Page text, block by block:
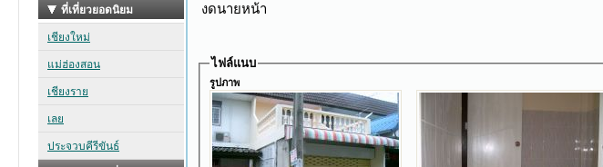
งดนายหน้า
ไฟล์แนบ
รูปภาพ